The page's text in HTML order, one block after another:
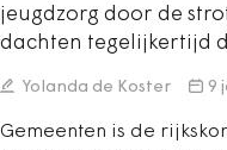
jeugdzorg door de
dachten tegelijkertijd
Yolanda de Koster 9
Gemeenten is de